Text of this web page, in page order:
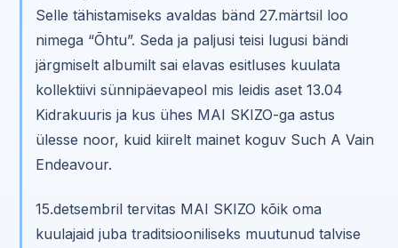
Selle tähistamiseks avaldas bänd 27.märtsil loo
nimega “Õhtu”. Seda ja paljusi teisi lugusi bändi
järgmiselt albumilt sai elavas esitluses kuulata
kollektiivi sünnipäevapeol mis leidis aset 13.04
Kidrakuuris ja kus ühes MAI SKIZO-ga astus
ülesse noor, kuid kiirelt mainet koguv Such A Vain
Endeavour.
15.detsembril tervitas MAI SKIZO kõik oma
kuulajaid juba traditsiooniliseks muutunud talvise